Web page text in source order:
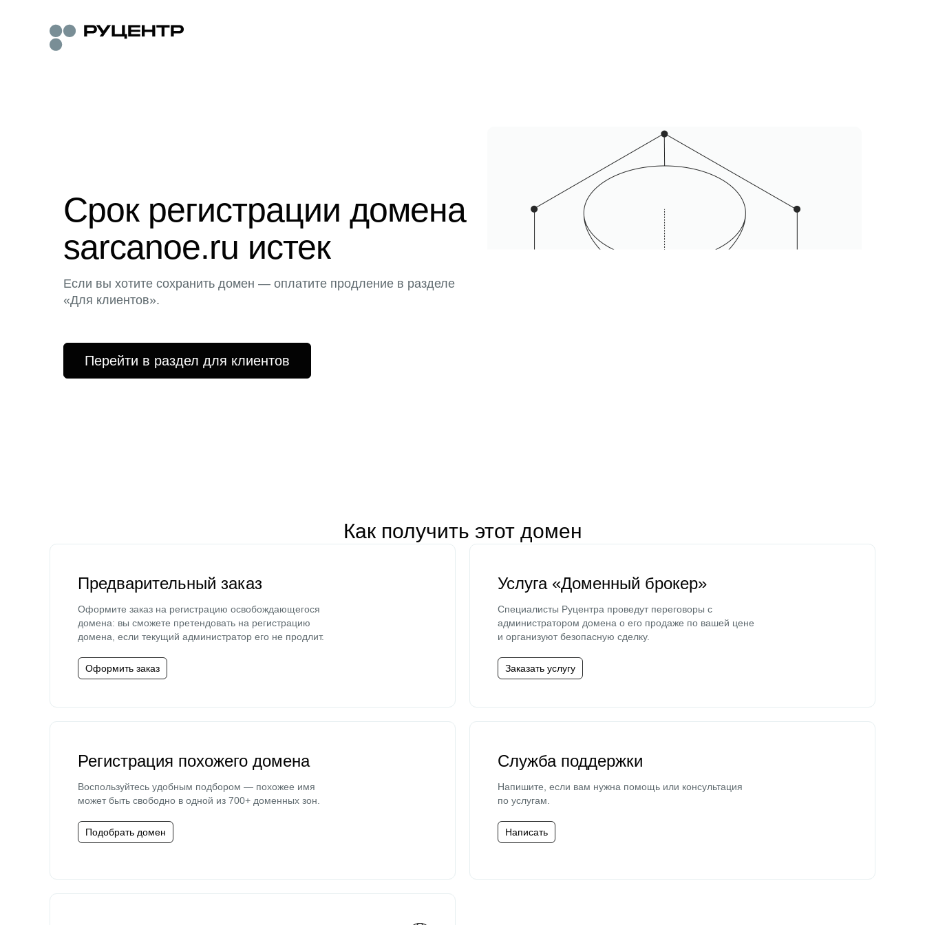
Срок регистрации домена
sarcanoe.ru истек
Если вы хотите сохранить домен — оплатите продление в разделе
«Для клиентов».
Перейти в раздел для клиентов
Как получить этот домен
Предварительный заказ
Оформите заказ на регистрацию освобождающегося
домена: вы сможете претендовать на регистрацию
домена, если текущий администратор его не продлит.
Оформить заказ
Услуга «Доменный брокер»
Специалисты Руцентра проведут переговоры с
администратором домена о его продаже по вашей цене
и организуют безопасную сделку.
Заказать услугу
Регистрация похожего домена
Воспользуйтесь удобным подбором — похожее имя
может быть свободно в одной из 700+ доменных зон.
Подобрать домен
Служба поддержки
Напишите, если вам нужна помощь или консультация
по услугам.
Написать